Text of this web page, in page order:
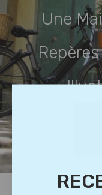
Une